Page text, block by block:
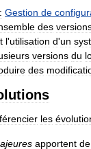
: Gestion de
des
l'utilisation d'un
versions du
des
les
apportent de